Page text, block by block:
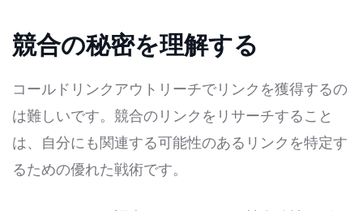
競合の秘密を理解する
コールドリンクアウトリーチでリンクを獲得するの
は難しいです。競合のリンクをリサーチすること
は、自分にも関連する可能性のあるリンクを特定す
るための優れた戦術です。